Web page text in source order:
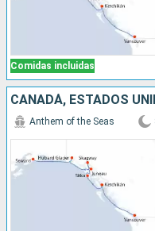
Comidas incluidas
CANADÁ, ESTADOS
Anthem of the Seas